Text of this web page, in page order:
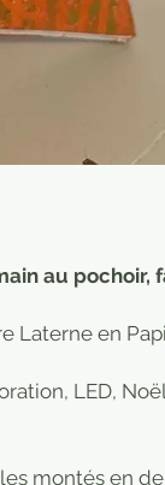
au pochoir,
Laterne en
LED,
montés en